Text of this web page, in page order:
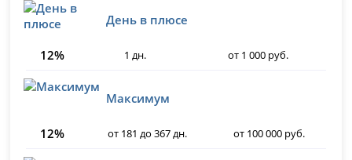
День в плюсе
12% 1 дн. от 1 000 руб.
Максимум
12% от 181 до 367 дн. от 100 000 руб.